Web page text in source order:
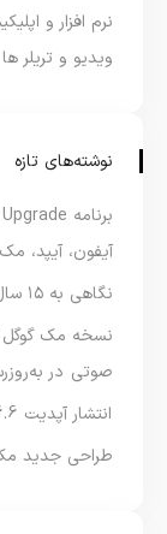
نرم افزار و
ویدیو و تریلر ها
نوشته‌های تازه
آیفون، آیپد،
نگاهی به ۱۵ سال مدیریت تیم کوک در اپل
صوتی در
انتشار آپدیت iOS 26.6 و iPadOS 26.6
طراحی جدید